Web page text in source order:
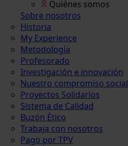
Quiénes somos
Sobre nosotros
Historia
My Experience
Metodología
Profesorado
Investigación e innovación
Nuestro compromiso social
Proyectos Solidarios
Sistema de Calidad
Buzón Ético
Trabaja con nosotros
Pago por TPV